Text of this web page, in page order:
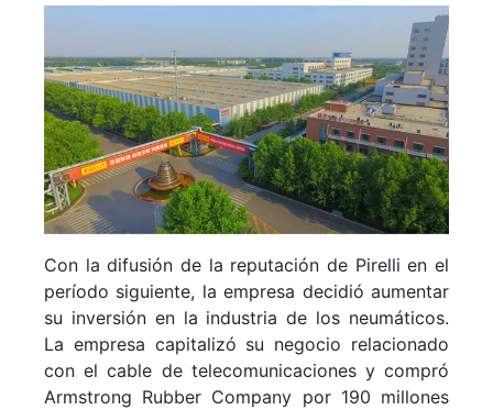
Con la difusión de la reputación de Pirelli en el
período siguiente, la empresa decidió aumentar
su inversión en la industria de los neumáticos.
La empresa capitalizó su negocio relacionado
con el cable de telecomunicaciones y compró
Armstrong Rubber Company por 190 millones